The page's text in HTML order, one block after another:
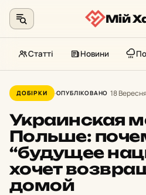
до
контенту
Мій
Статті Новини
ДОБІРКИ ОПУБЛІКОВАНО 18
Украинская
Польше:
“будущее
хочет
домой